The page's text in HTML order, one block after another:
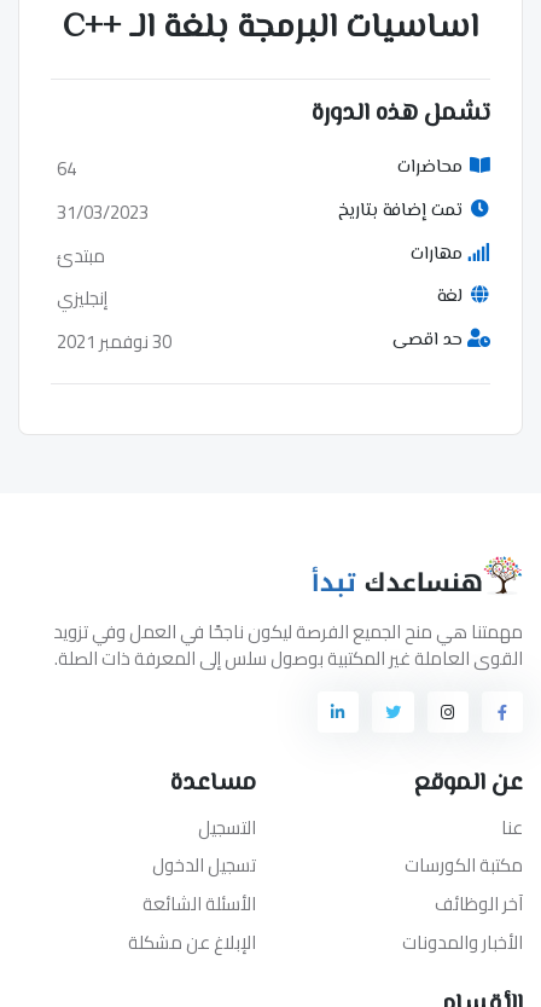
اساسيات البرمجة بلغة الـ ++C
تشمل هذه الدورة
محاضرات 64
تمت إضافة بتاريخ 31/03/2023
مهارات مبتدئ
لغة إنجليزي
حد اقصى 30 نوفمبر 2021
مهمتنا هي منح الجميع الفرصة ليكون ناجحًا في العمل وفي تزويد
القوى العاملة غير المكتبية بوصول سلس إلى المعرفة ذات الصلة.
عن الموقع
عنا
مكتبة الكورسات
آخر الوظائف
الأخبار والمدونات
مساعدة
التسجيل
تسجيل الدخول
الأسئلة الشائعة
الإبلاغ عن مشكلة